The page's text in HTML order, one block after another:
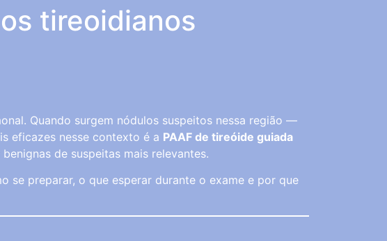
tireoidianos
Quando surgem nódulos suspeitos nessa região —
eficazes nesse contexto é a PAAF de tireóide guiada
de suspeitas mais relevantes.
se preparar, o que esperar durante o exame e por que